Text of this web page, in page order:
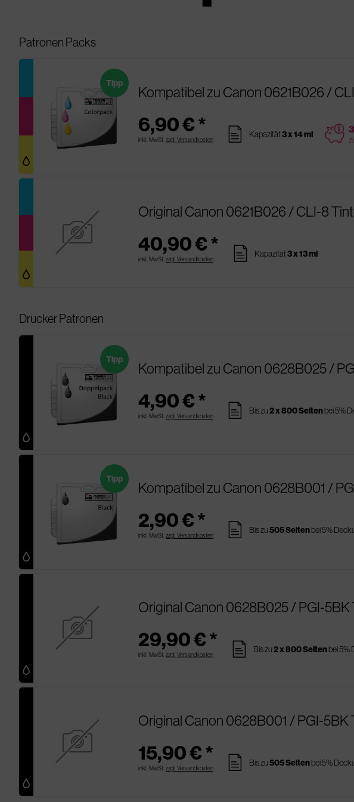
Patronen Packs
Kompatibel zu Canon 0621B026 /
6,90 € *
inkl. MwSt. zzgl. Versandkosten
Tipp
pages Kapazität3 x 14 ml price
Original Canon 0621B026 / CLI-8
40,90 € *
inkl. MwSt. zzgl. Versandkosten pages Kapazität3 x 13 ml
Drucker Patronen
Kompatibel zu Canon 0628B025 /
4,90 € *
inkl. MwSt. zzgl. Versandkosten
Tipp
pages Bis zu2 x 800 Seitenbei 5%
Kompatibel zu Canon 0628B001 /
2,90 € *
inkl. MwSt. zzgl. Versandkosten
Tipp
pages Bis zu505 Seitenbei 5%
Original Canon 0628B025 / PGI-
29,90 € *
inkl. MwSt. zzgl. Versandkosten pages Bis zu2 x 800 Seitenbei 5%
Original Canon 0628B001 / PGI-5BK
15,90 € *
inkl. MwSt. zzgl. Versandkosten pages Bis zu505 Seitenbei 5%